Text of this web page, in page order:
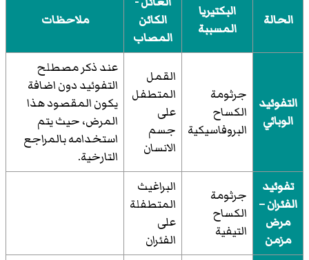
الحالة
البكتيريا
المسببة
الكائن
المصاب
ملاحظات
التفوئيد
الوبائي
جرثومة
الكساح
البروفاسيكية
القمل
المتطفل
على
جسم
الانسان
عند ذكر مصطلح
التفوئيد دون اضافة
يكون المقصود هذا
المرض، حيث يتم
استخدامه بالمراجع
التارخية.
تفوئيد
الفئران –
مرض
مزمن
جرثومة
الكساح
التيفية
البراغيث
المتطفلة
على
الفئران